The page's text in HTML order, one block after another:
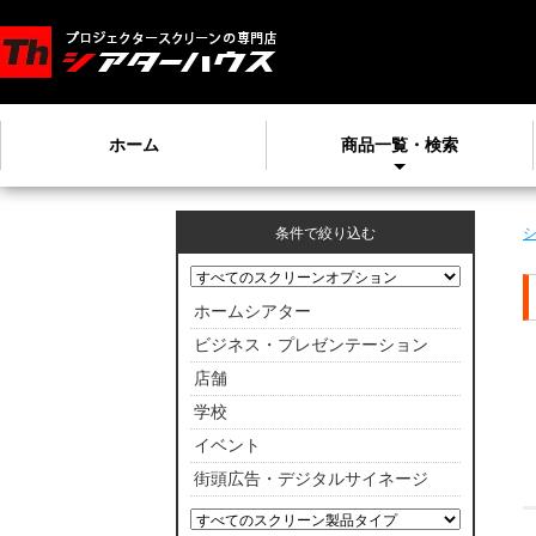
ホーム 商品一覧・検索
条件で絞り込む
ホームシアター
ビジネス・プレゼンテーション
店舗
学校
イベント
街頭広告・デジタルサイネージ